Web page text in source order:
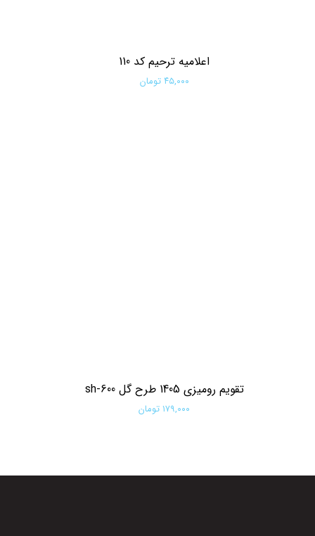
اعلامیه ترحیم کد 110
۴۵,۰۰۰ تومان
تقویم رومیزی 1405 طرح گل sh-600
۱۷۹,۰۰۰ تومان